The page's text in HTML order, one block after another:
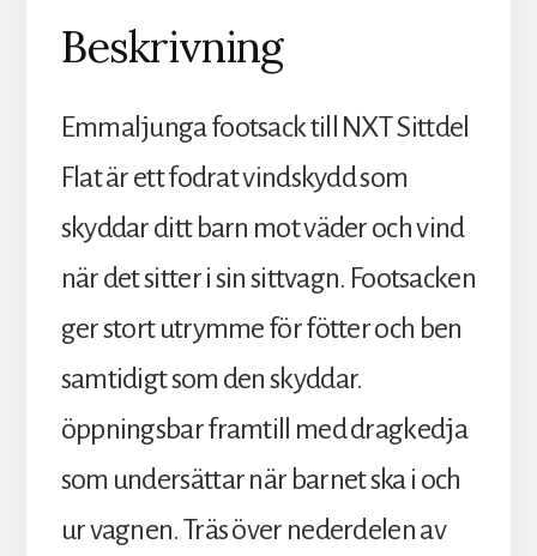
Beskrivning
Emmaljunga footsack till NXT Sittdel
Flat är ett fodrat vindskydd som
skyddar ditt barn mot väder och vind
när det sitter i sin sittvagn. Footsacken
ger stort utrymme för fötter och ben
samtidigt som den skyddar.
öppningsbar framtill med dragkedja
som undersättar när barnet ska i och
ur vagnen. Träs över nederdelen av